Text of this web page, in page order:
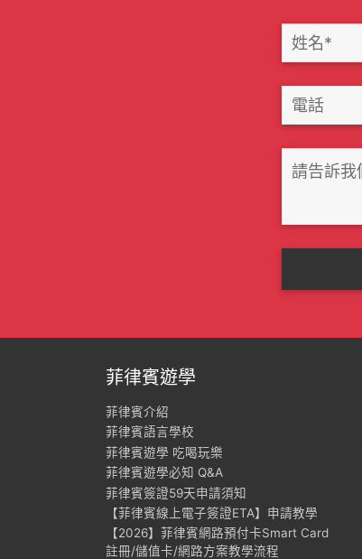
菲律賓遊學
菲律賓介紹
菲律賓語言學校
菲律賓遊學 吃喝玩樂
菲律賓遊學必知 Q&A
菲律賓簽證59天申請須知
【菲律賓線上電子簽證ETA】申請教學
【2026】菲律賓網路預付卡Smart Card
註冊/儲值卡/網路方案教學流程